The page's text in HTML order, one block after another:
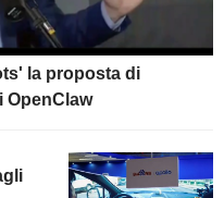
la proposta di
OpenClaw